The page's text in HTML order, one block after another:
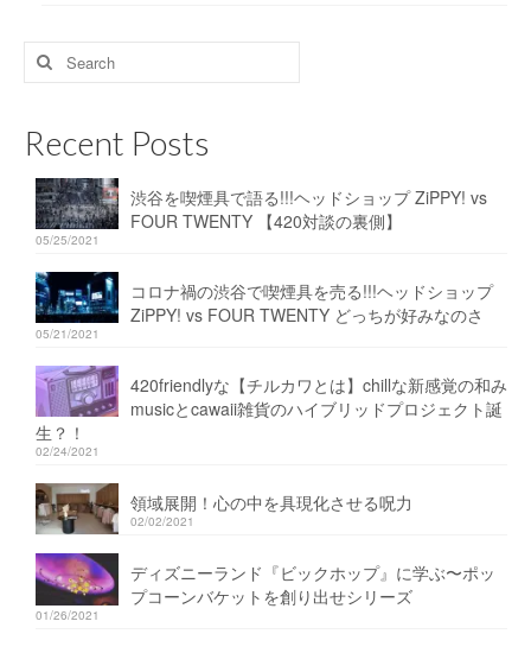
Search
for:
Recent Posts
渋谷を喫煙具で語る!!!ヘッドショップ ZiPPY! vs
FOUR TWENTY 【420対談の裏側】
05/25/2021
コロナ禍の渋谷で喫煙具を売る!!!ヘッドショップ
ZiPPY! vs FOUR TWENTY どっちが好みなのさ
05/21/2021
420friendlyな【チルカワとは】chillな新感覚の和み
musicとcawaii雑貨のハイブリッドプロジェクト誕
生？！
02/24/2021
領域展開！心の中を具現化させる呪力
02/02/2021
ディズニーランド『ビックホップ』に学ぶ〜ポッ
プコーンバケットを創り出せシリーズ
01/26/2021